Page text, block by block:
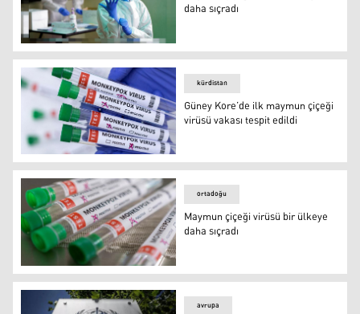
Maymun çiçeği virüsü 2 ülkeye daha sıçradı
daha sıçradı
Güney Kore’de ilk maymun çiçeği virüsü vakası tespit
kürdistan
Güney Kore’de ilk maymun çiçeği
virüsü vakası tespit edildi
Maymun çiçeği virüsü bir ülkeye daha sıçradı
ortadoğu
Maymun çiçeği virüsü bir ülkeye
daha sıçradı
avrupa